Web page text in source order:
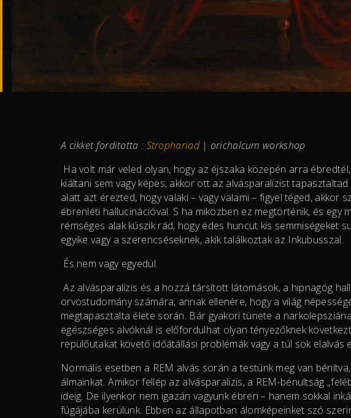
A cikket forditotta : Strophariad | orichalcum workshop
Ha volt már veled olyan, hogy az éjszaka közepén arra
kiáltani sem vagy képes, akkor ott az alvásparalízist
alatt azt érezted, hogy valaki – vagy valami – figyel téged, akkor
ébrenléti hallucinációval. S ha miközben ez megtörténik, és egy
rémséges alak kúszik rád, hogy édes huncut kis semmiségeket
egyike vagy a szerencséseknek, akik találkoztak az Inkubusszal.
És nem vagy egyedül.
Az alvásparalízis és a hozzá társított látomások, a hipnagóg
orvostudomány számára, annak ellenére, hogy a világ
megtapasztalta élete során. Bár gyakori tünete a
egészséges alvóknál is előfordulhat olyan tényezőknek
repülőutakat követő időátállási problémák vagy a túl sok elalvás
Normális esetben a REM alvás során a testünk meg van
álmainkat. Amikor fellép az alvásparalízis, a REM-bénultság
ideig. De ilyenkor nem igazán vagyunk ébren – hanem sokkal
fúgájába kerülünk. Ebben az állapotban álomképeinket szó